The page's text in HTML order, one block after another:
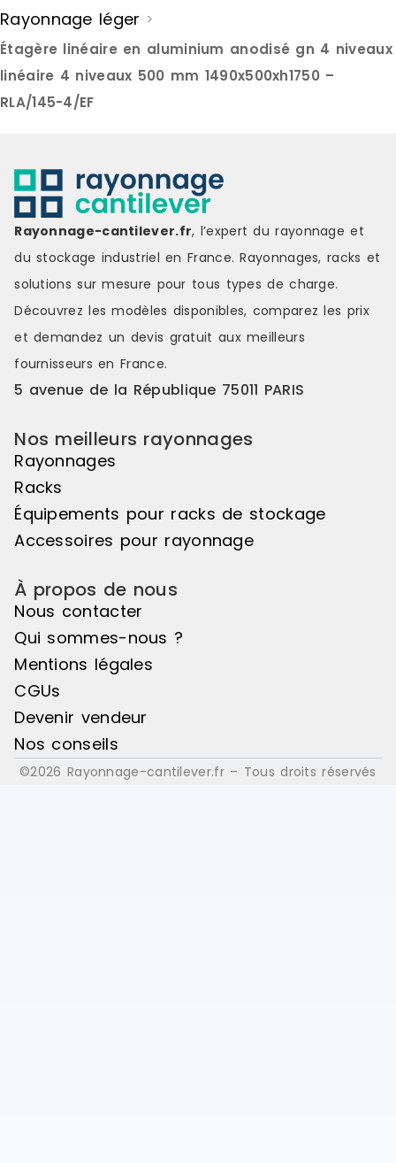
Rayonnage léger >
Étagère linéaire en aluminium anodisé gn 4 niveaux
linéaire 4 niveaux 500 mm 1490x500xh1750 –
RLA/145-4/EF
Rayonnage-cantilever.fr, l’expert du rayonnage et
du stockage industriel en France. Rayonnages, racks et
solutions sur mesure pour tous types de charge.
Découvrez les modèles disponibles, comparez les prix
et demandez un devis gratuit aux meilleurs
fournisseurs en France.
5 avenue de la République 75011 PARIS
Nos meilleurs rayonnages
Rayonnages
Racks
Équipements pour racks de stockage
Accessoires pour rayonnage
À propos de nous
Nous contacter
Qui sommes-nous ?
Mentions légales
CGUs
Devenir vendeur
Nos conseils
©2026 Rayonnage-cantilever.fr – Tous droits réservés